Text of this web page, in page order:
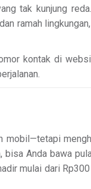
tak kunjung
ramah
kontak di
mobil—tetapi
bisa Anda bawa
mulai dari